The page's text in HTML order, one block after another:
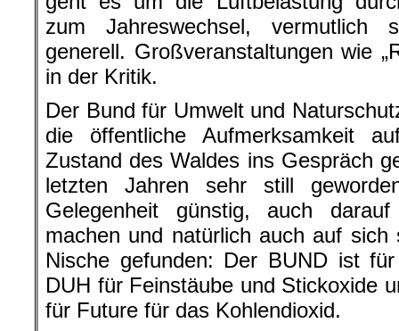
zum Jahreswechsel, vermutlich
generell. Großveranstaltungen wie
in der Kritik.
Der Bund für Umwelt und
die öffentliche Aufmerksamkeit
Zustand des Waldes ins Gespräch
letzten Jahren sehr still
Gelegenheit günstig, auch
machen und natürlich auch auf
Nische gefunden: Der BUND ist
DUH für Feinstäube und Stickoxide
für Future für das Kohlendioxid.